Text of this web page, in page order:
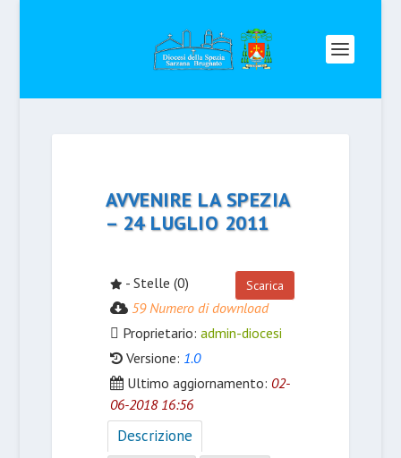
AVVENIRE LA SPEZIA
– 24 LUGLIO 2011
Scarica
- Stelle (0)
59 Numero di download
Proprietario: admin-diocesi
Versione: 1.0
Ultimo aggiornamento: 02-
06-2018 16:56
Descrizione